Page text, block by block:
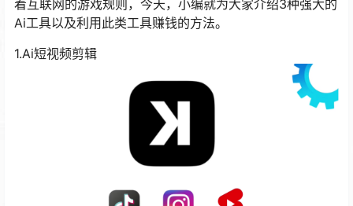
着互联网的游戏规则，今天，小编就为大家介绍3种强大的
Ai工具以及利用此类工具赚钱的方法。
1.Ai短视频剪辑